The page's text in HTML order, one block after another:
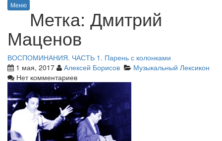
Меню
Метка: Дмитрий
Маценов
ВОСПОМИНАНИЯ. ЧАСТЬ 1. Парень с колонками
1 мая, 2017
Алексей Борисов
Музыкальный Лексикон
Нет комментариев